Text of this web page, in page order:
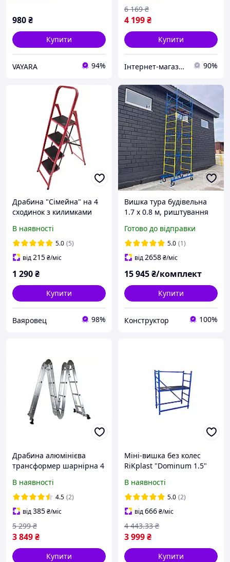
980₴
Купити
VAYARA 94%
4 199₴
6 169 ₴
Купити
Інтернет-магазин інструментів "ASSUR" 90%
Драбина "Сімейна" на 4
сходинок з килимками
В наявності
5.0 (5)
від215₴/міс
1 290₴
Купити
Ваяровец 98%
Вишка тура будівельна
1.7 х 0.8 м, риштування
Готово до відправки
5.0 (1)
від2658₴/міс
15 945₴/комплект
Купити
Конструктор 100%
Драбина алюмінієва
трансформер шарнірна 4
платформою 16 сходинок
висотою 4.6 м
В наявності
4.5 (2)
від385₴/міс
3 849₴
5 299 ₴
Купити
Міні-вишка без колес
RiKplast "Dominum 1.5"
синій
В наявності
5.0 (2)
від666₴/міс
3 999₴
4 443.33 ₴
Купити